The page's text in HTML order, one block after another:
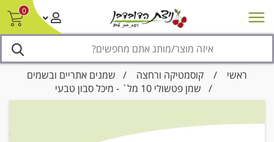
0
מבצעים סניפים צור קשר/ביטול הזמנה
ראשי / קוסמטיקה ורחצה / שמנים אתריים ובשמים
/ שמן פטשולי 10 מל` - מיכל סבון טבעי